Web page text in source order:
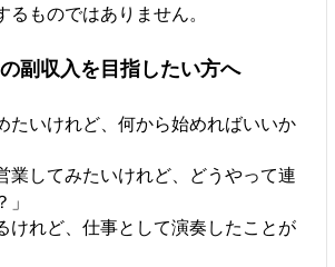
ものではありません。
副収入を目指したい方へ
たいけれど、何から始めればいいか
業してみたいけれど、どうやって連
けれど、仕事として演奏したことが